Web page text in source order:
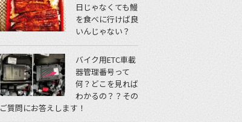
日じゃなくても鰻
を食べに行けば良
いんじゃない？
バイク用ETC車載
器管理番号って
何？どこを見れば
わかるの？？その
ご質問にお答えします！